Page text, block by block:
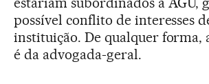
possível conflito de interesses
instituição. De qualquer forma,
é da advogada-geral.